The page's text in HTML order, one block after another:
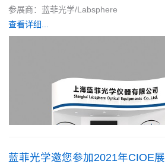
参展商：蓝菲光学/Labsphere
查看详细...
蓝菲光学邀您参加2021年CIOE展